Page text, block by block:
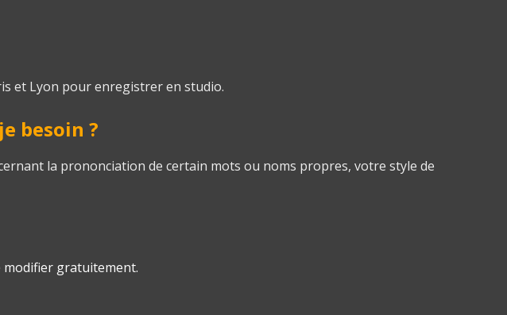
et Lyon pour enregistrer en studio.
besoin ?
la prononciation de certain mots ou noms propres, votre style de
modifier gratuitement.